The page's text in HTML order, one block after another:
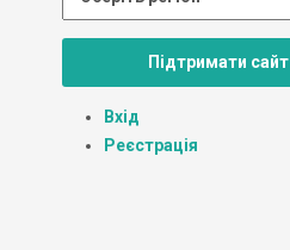
Підтримати сайт
Вхід
Реєстрація